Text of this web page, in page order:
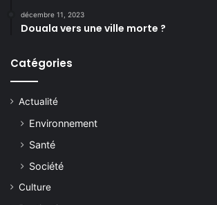
décembre 11, 2023
Douala vers une ville morte ?
Catégories
Actualité
Environnement
Santé
Société
Culture